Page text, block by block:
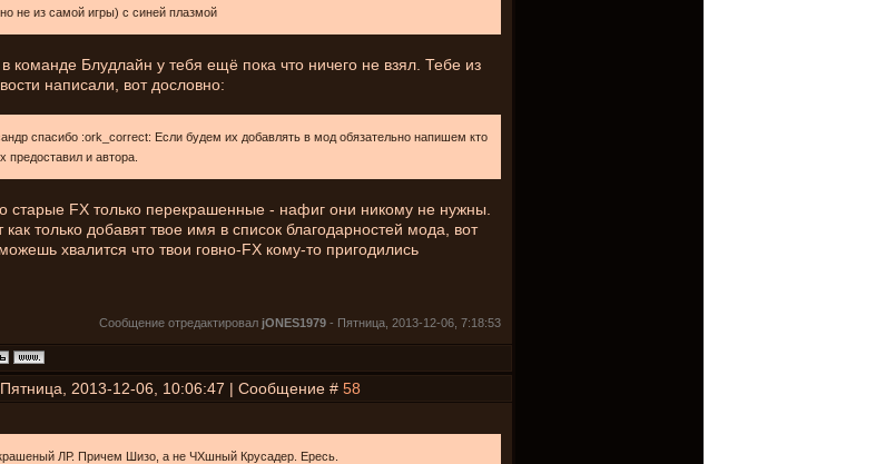
не из самой игры) с синей плазмой
в команде Блудлайн у тебя ещё пока что ничего не взял. Тебе из
написали, вот дословно:
спасибо :ork_correct: Если будем их добавлять в мод обязательно напишем кто
предоставил и автора.
старые FX только перекрашенные - нафиг они никому не нужны.
как только добавят твое имя в список благодарностей мода, вот
хвалится что твои говно-FX кому-то пригодились
Сообщение отредактировал jONES1979 - Пятница, 2013-12-06, 7:18:53
2013-12-06, 10:06:47 | Сообщение # 58
ЛР. Причем Шизо, а не ЧХшный Крусадер. Ересь.